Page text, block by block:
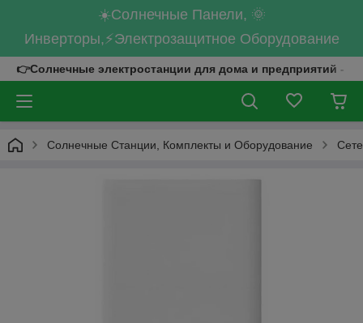
☀️Солнечные Панели, 🌞
Инверторы,⚡Электрозащитное Оборудование
👉Солнечные электростанции для дома и предприятий -
Солнечные Станции, Комплекты и Оборудование